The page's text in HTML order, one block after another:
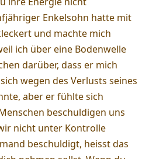
Enkelsohn hatte mit
und machte mich
ich über eine Bodenwelle
darüber, dass er mich
wegen des Verlusts seines
aber er fühlte sich
beschuldigen uns
nicht unter Kontrolle
beschuldigt, heisst das